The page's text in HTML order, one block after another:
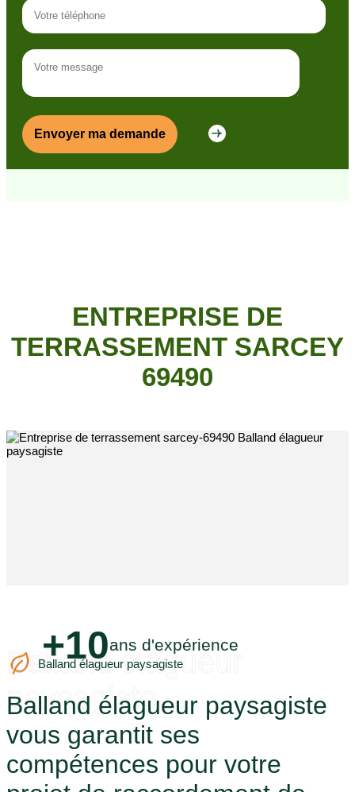
ENTREPRISE DE
TERRASSEMENT SARCEY
69490
+10ans d'expérience
Balland élagueur paysagiste
Balland élagueur
paysagiste
Balland élagueur paysagiste
vous garantit ses
compétences pour votre